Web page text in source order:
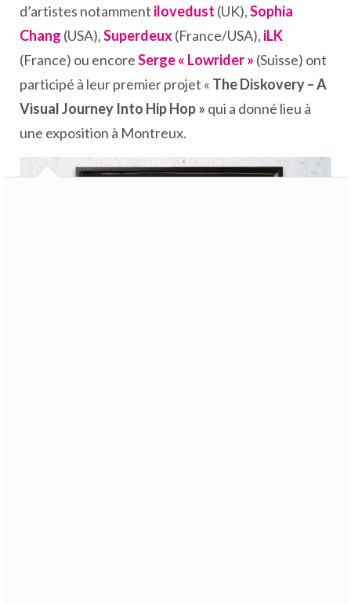
d’artistes notamment ilovedust (UK),Sophia
Chang (USA),Superdeux(France/USA), iLK
(France) ou encoreSerge « Lowrider » (Suisse) ont
participé à leur premier projet « The Diskovery – A
Visual Journey Into Hip Hop » qui a donné lieu à
une exposition à Montreux.